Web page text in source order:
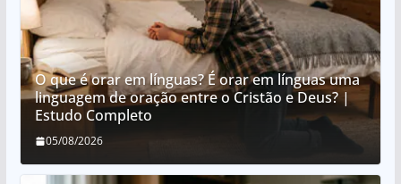
O que é orar em línguas? É orar em línguas uma
linguagem de oração entre o Cristão e Deus? |
Estudo Completo
05/08/2026